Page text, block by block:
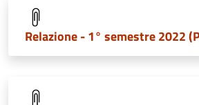
Relazione - 1° semestre 2022